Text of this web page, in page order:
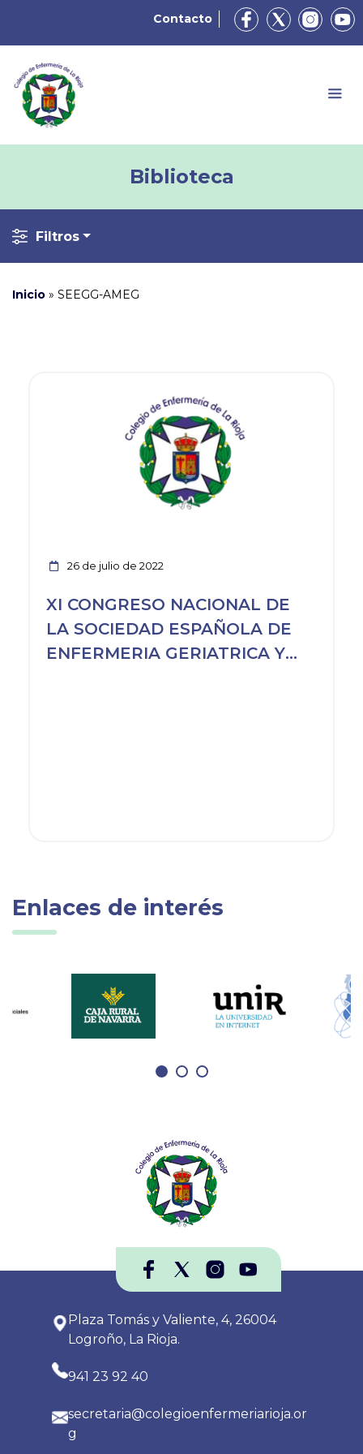
Contacto
Biblioteca
Filtros
Inicio » SEEGG-AMEG
26 de julio de 2022
XI CONGRESO NACIONAL DE
LA SOCIEDAD ESPAÑOLA DE
ENFERMERIA GERIATRICA Y
Enlaces de interés
Plaza Tomás y Valiente, 4, 26004
Logroño, La Rioja.
941 23 92 40
secretaria@colegioenfermeriarioja.or
g